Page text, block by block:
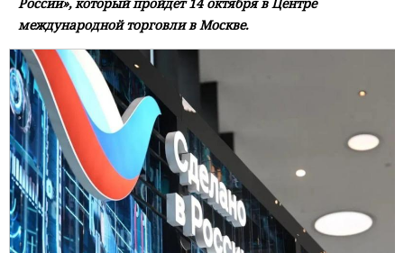
России», который пройдет 14 октября в Центре
международной торговли в Москве.